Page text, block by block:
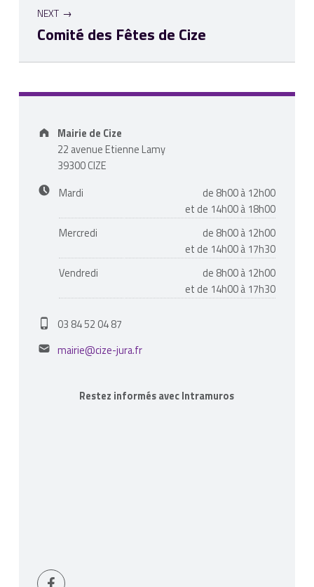
NEXT
Comité des Fêtes de Cize
Skip back to main navigation
Address:
Mairie de Cize
22 avenue Etienne Lamy
39300 CIZE
Business hours:
Mardi
de 8h00 à 12h00
et de 14h00 à 18h00
Mercredi
de 8h00 à 12h00
et de 14h00 à 17h30
Vendredi
de 8h00 à 12h00
et de 14h00 à 17h30
Phone number:
03 84 52 04 87
Email address:
mairie@cize-jura.fr
Restez informés avec Intramuros
Page Facebook